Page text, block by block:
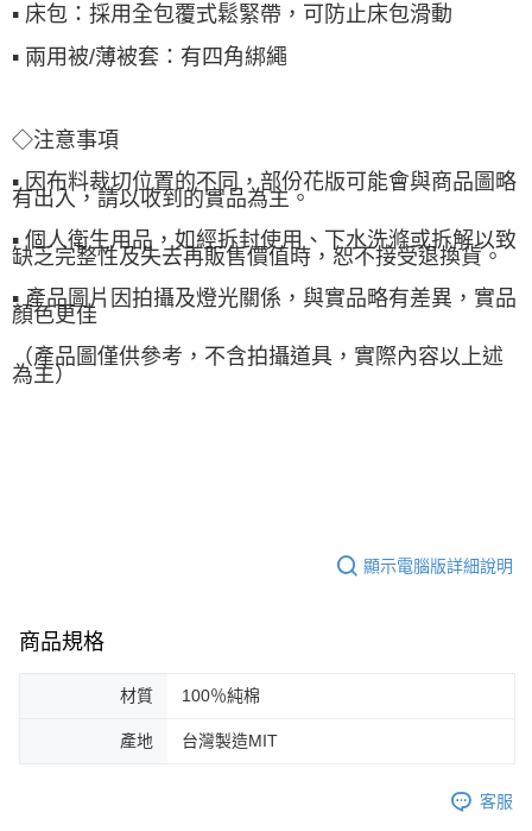
▪ 床包：採用全包覆式鬆緊帶，可防止床包滑動
▪ 兩用被/薄被套：有四角綁繩
◇注意事項
▪ 因布料裁切位置的不同，部份花版可能會與商品圖略
有出入，請以收到的實品為主。
▪ 個人衛生用品，如經拆封使用、下水洗滌或拆解以致
缺乏完整性及失去再販售價值時，恕不接受退換貨。
▪ 產品圖片因拍攝及燈光關係，與實品略有差異，實品
顏色更佳
（產品圖僅供參考，不含拍攝道具，實際內容以上述
為主）
顯示電腦版詳細說明
商品規格
材質 100％純棉
產地 台灣製造MIT
客服